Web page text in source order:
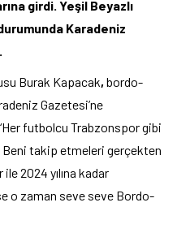
girdi. Yeşil Beyazlı
Karadeniz
Burak Kapacak, bordo-
Gazetesi’ne
futbolcu Trabzonspor gibi
takip etmeleri gerçekten
2024 yılına kadar
o zaman seve seve Bordo-